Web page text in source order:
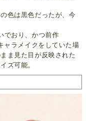
色は黒色だったが、今
でおり、かつ前作
ャラメイクをしていた場
ま見た目が反映された
ズ可能。